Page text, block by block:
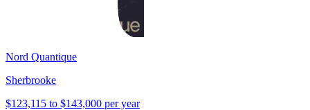
Nord Quantique
Sherbrooke
$123,115 to $143,000 per year